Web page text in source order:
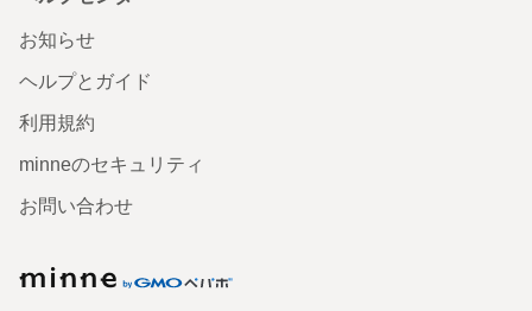
お知らせ
ヘルプとガイド
利用規約
minneのセキュリティ
お問い合わせ